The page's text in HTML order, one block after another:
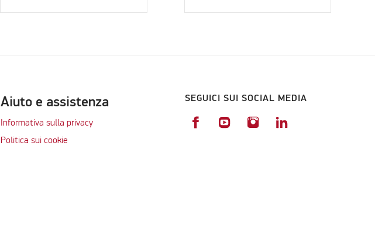
Aiuto e assistenza
Informativa sulla privacy
Politica sui cookie
SEGUICI SUI SOCIAL MEDIA